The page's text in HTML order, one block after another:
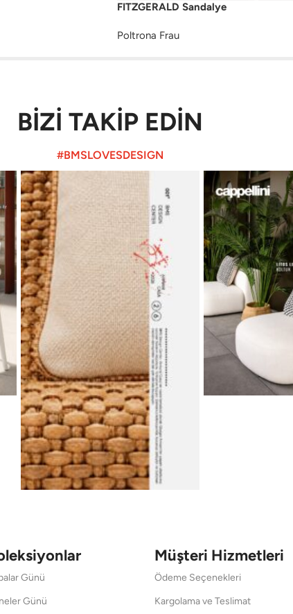
FITZGERALD Sandalye
Poltrona Frau
BİZİ TAKİP EDİN
#BMSLOVESDESIGN
Günü
Günü
Müşteri Hizmetleri
Ödeme Seçenekleri
Kargolama ve Teslimat